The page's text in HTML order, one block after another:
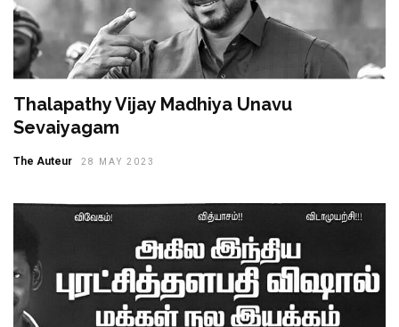
Thalapathy Vijay Madhiya Unavu
Sevaiyagam
The Auteur 28 MAY 2023